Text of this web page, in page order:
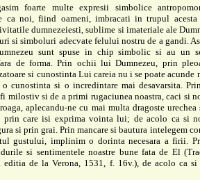
foarte multe expresii simbolice
ca noi, fiind oameni, imbracati in trupul
dumnezeiesti, sublime si imateriale ale
si simboluri adecvate feluluinostru de a gandi.
sunt spuse in chip simbolic si au un
de forma. Prin ochii lui Dumnezeu, prin
si cunostinta Lui careia nu i se poate acunde
o cunostinta si o incredintare mai desavarsita.
milostiv si de a primi rugaciuneanoastra, caci si
aplecandu-ne cu mai multa dragoste
prin care isi exprima vointa lui; de acolo ca si
si prin grai. Prinmancare si bautura intelegem
gustului, implinim o dorinta necesara a firii.
si sentimentele noastre bune fata de El
de la Verona, 1531, f. 16v.), de acolo ca